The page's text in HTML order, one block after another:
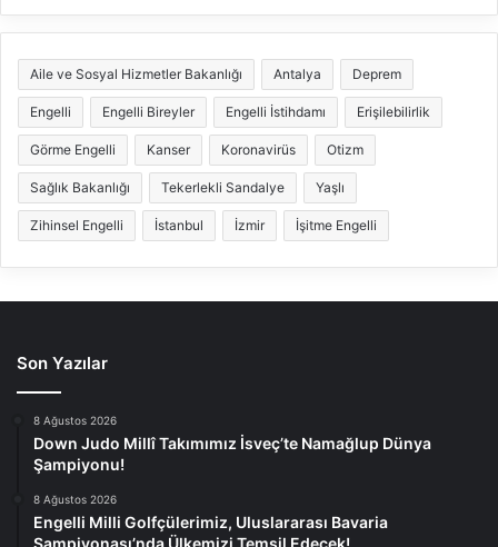
Aile ve Sosyal Hizmetler Bakanlığı Antalya Deprem
Engelli Engelli Bireyler Engelli İstihdamı Erişilebilirlik
Görme Engelli Kanser Koronavirüs Otizm
Sağlık Bakanlığı Tekerlekli Sandalye Yaşlı
Zihinsel Engelli İstanbul İzmir İşitme Engelli
Son Yazılar
8 Ağustos 2026
Down Judo Millî Takımımız İsveç’te Namağlup Dünya
Şampiyonu!
8 Ağustos 2026
Engelli Milli Golfçülerimiz, Uluslararası Bavaria